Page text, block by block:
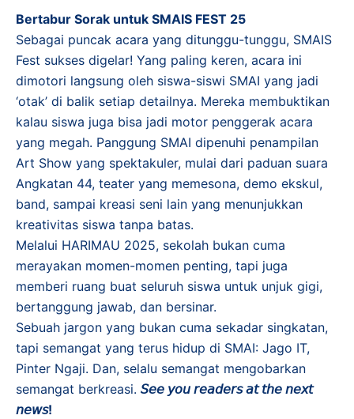
​Bertabur Sorak untuk SMAIS FEST 25
​Sebagai puncak acara yang ditunggu-tunggu, SMAIS
Fest sukses digelar! Yang paling keren, acara ini
dimotori langsung oleh siswa-siswi SMAI yang jadi
‘otak’ di balik setiap detailnya. Mereka membuktikan
kalau siswa juga bisa jadi motor penggerak acara
yang megah. Panggung SMAI dipenuhi penampilan
Art Show yang spektakuler, mulai dari paduan suara
Angkatan 44, teater yang memesona, demo ekskul,
band, sampai kreasi seni lain yang menunjukkan
kreativitas siswa tanpa batas.
​Melalui HARIMAU 2025, sekolah bukan cuma
merayakan momen-momen penting, tapi juga
memberi ruang buat seluruh siswa untuk unjuk gigi,
bertanggung jawab, dan bersinar.
Sebuah jargon yang bukan cuma sekadar singkatan,
tapi semangat yang terus hidup di SMAI: Jago IT,
Pinter Ngaji. Dan, selalu semangat mengobarkan
semangat berkreasi. 𝘚𝘦𝘦 𝘺𝘰𝘶 𝘳𝘦𝘢𝘥𝘦𝘳𝘴 𝘢𝘵 𝘵𝘩𝘦 𝘯𝘦𝘹𝘵
𝘯𝘦𝘸𝘴!